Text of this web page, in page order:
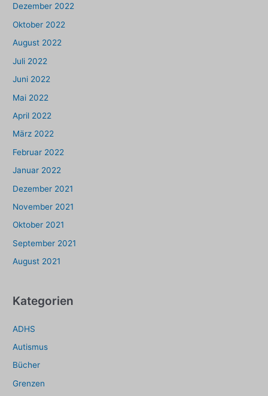
Dezember 2022
Oktober 2022
August 2022
Juli 2022
Juni 2022
Mai 2022
April 2022
März 2022
Februar 2022
Januar 2022
Dezember 2021
November 2021
Oktober 2021
September 2021
August 2021
Kategorien
ADHS
Autismus
Bücher
Grenzen